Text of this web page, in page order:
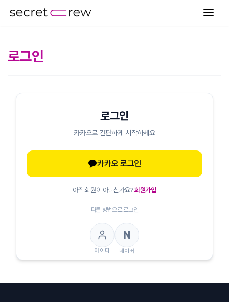
로그인
로그인
카카오로 간편하게 시작하세요
카카오 로그인
아직 회원이 아니신가요?회원가입
다른 방법으로 로그인
아이디
N
네이버